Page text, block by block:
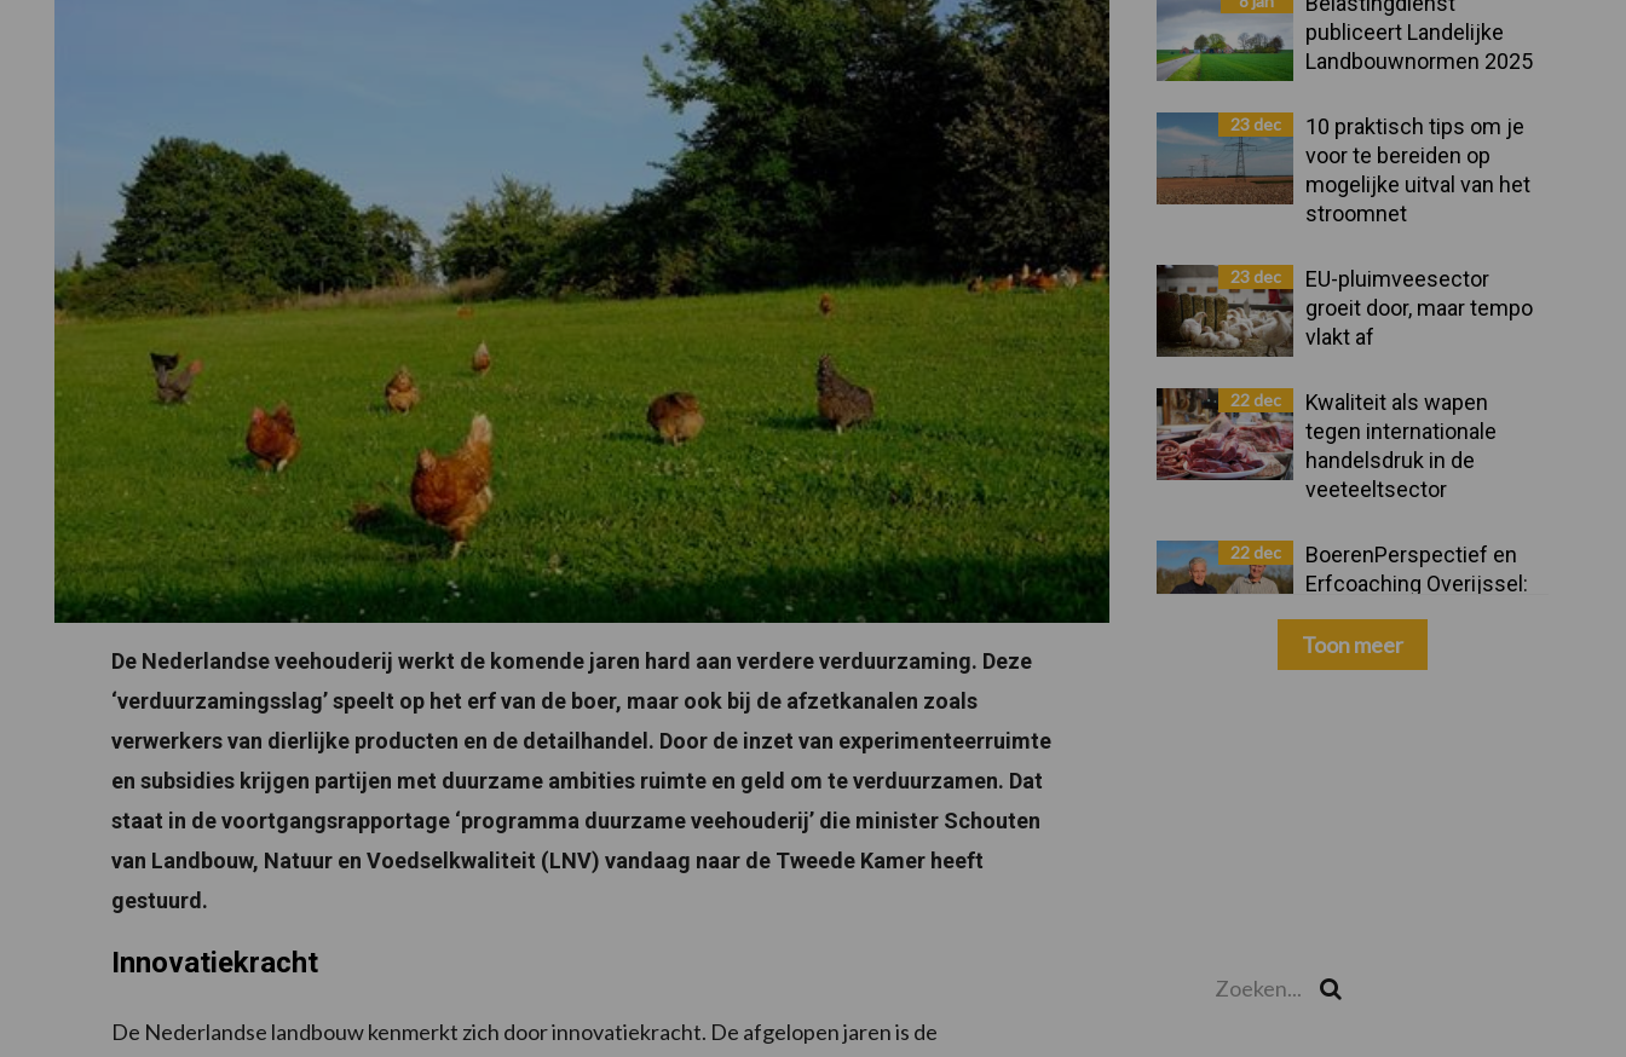
De Nederlandse veehouderij werkt de komende jaren hard aan verdere verduurzaming. Deze
‘verduurzamingsslag’ speelt op het erf van de boer, maar ook bij de afzetkanalen zoals
verwerkers van dierlijke producten en de detailhandel. Door de inzet van experimenteerruimte
en subsidies krijgen partijen met duurzame ambities ruimte en geld om te verduurzamen. Dat
staat in de voortgangsrapportage ‘programma duurzame veehouderij’ die minister Schouten
van Landbouw, Natuur en Voedselkwaliteit (LNV) vandaag naar de Tweede Kamer heeft
gestuurd.
Innovatiekracht
De Nederlandse landbouw kenmerkt zich door innovatiekracht. De afgelopen jaren is de
publiceert Landelijke
Landbouwnormen 2025
23 dec
10 praktisch tips om je
voor te bereiden op
mogelijke uitval van het
stroomnet
23 dec
EU-pluimveesector
groeit door, maar tempo
vlakt af
22 dec
Kwaliteit als wapen
tegen internationale
handelsdruk in de
veeteeltsector
22 dec
BoerenPerspectief en
Erfcoaching Overijssel:
ondersteuning bij grote
keuzes
Toon meer